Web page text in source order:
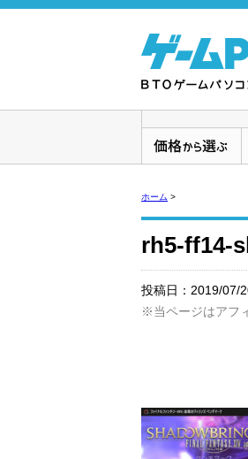
ホーム >
rh5-ff14-
投稿日： 2019/07/
※当ページはアフ